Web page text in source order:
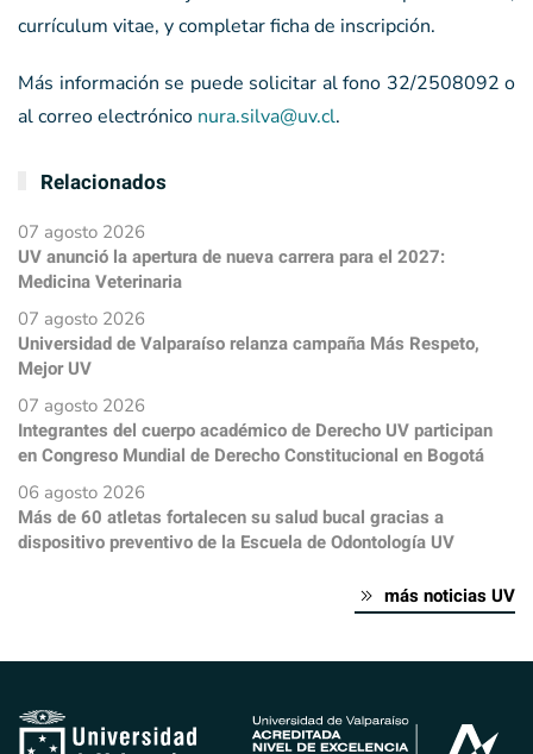
currículum vitae, y completar ficha de inscripción.
Más información se puede solicitar al fono 32/2508092 o
al correo electrónico nura.silva@uv.cl.
Relacionados
07 agosto 2026
UV anunció la apertura de nueva carrera para el 2027:
Medicina Veterinaria
07 agosto 2026
Universidad de Valparaíso relanza campaña Más Respeto,
Mejor UV
07 agosto 2026
Integrantes del cuerpo académico de Derecho UV participan
en Congreso Mundial de Derecho Constitucional en Bogotá
06 agosto 2026
Más de 60 atletas fortalecen su salud bucal gracias a
dispositivo preventivo de la Escuela de Odontología UV
más noticias UV